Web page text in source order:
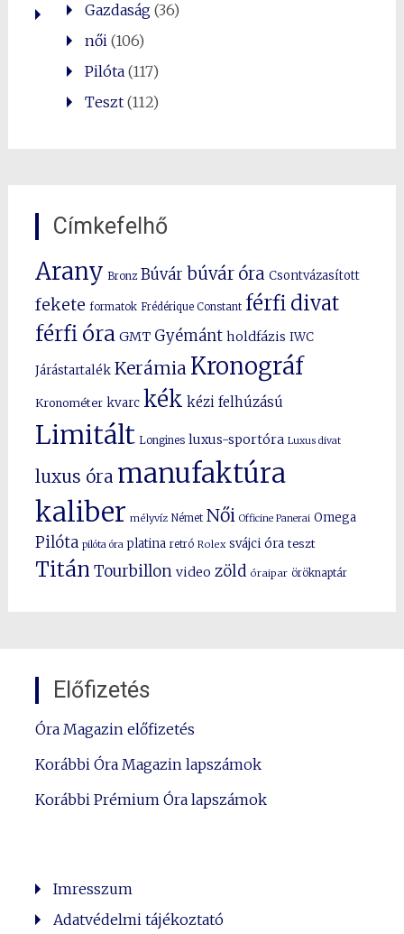
Gazdaság(36)
női(106)
Pilóta(117)
Teszt(112)
Címkefelhő
Arany Bronz Búvár búvár óra Csontvázasított
fekete formatok Frédérique Constant férfi divat
férfi óra GMT Gyémánt holdfázis IWC
Járástartalék Kerámia Kronográf
Kronométer kvarc kék kézi felhúzású
Limitált Longines luxus-sportóra Luxus divat
luxus óra manufaktúra
kaliber mélyvíz Német Női Officine Panerai Omega
Pilóta pilóta óra platina retró Rolex svájci óra teszt
Titán Tourbillon video zöld óraipar öröknaptár
Előfizetés
Óra Magazin előfizetés
Korábbi Óra Magazin lapszámok
Korábbi Prémium Óra lapszámok
Imresszum
Adatvédelmi tájékoztató